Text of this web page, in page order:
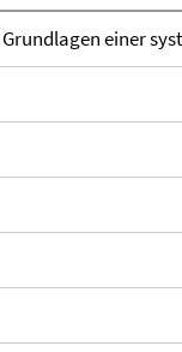
einer